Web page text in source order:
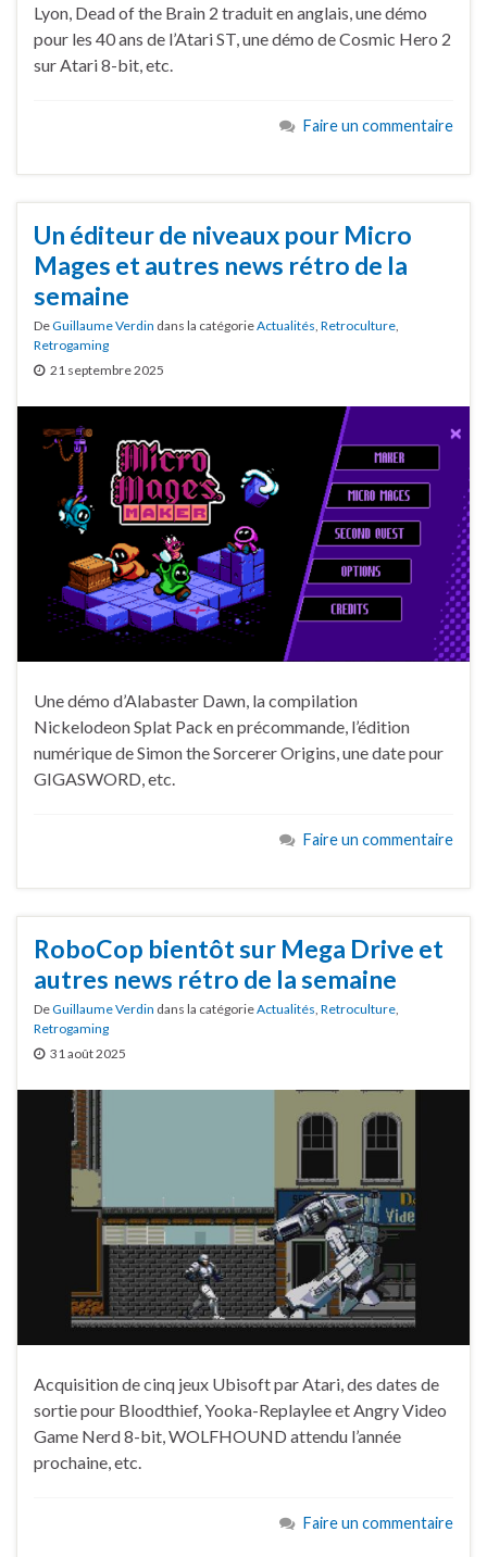
Lyon, Dead of the Brain 2 traduit en anglais, une démo
pour les 40 ans de l’Atari ST, une démo de Cosmic Hero 2
sur Atari 8-bit, etc.
Faire un commentaire
Un éditeur de niveaux pour Micro
Mages et autres news rétro de la
semaine
DeGuillaume Verdin dans la catégorieActualités, Retroculture,
Retrogaming
21 septembre 2025
Une démo d’Alabaster Dawn, la compilation
Nickelodeon Splat Pack en précommande, l’édition
numérique de Simon the Sorcerer Origins, une date pour
GIGASWORD, etc.
Faire un commentaire
RoboCop bientôt sur Mega Drive et
autres news rétro de la semaine
DeGuillaume Verdin dans la catégorieActualités, Retroculture,
Retrogaming
31 août 2025
Acquisition de cinq jeux Ubisoft par Atari, des dates de
sortie pour Bloodthief, Yooka-Replaylee et Angry Video
Game Nerd 8-bit, WOLFHOUND attendu l’année
prochaine, etc.
Faire un commentaire